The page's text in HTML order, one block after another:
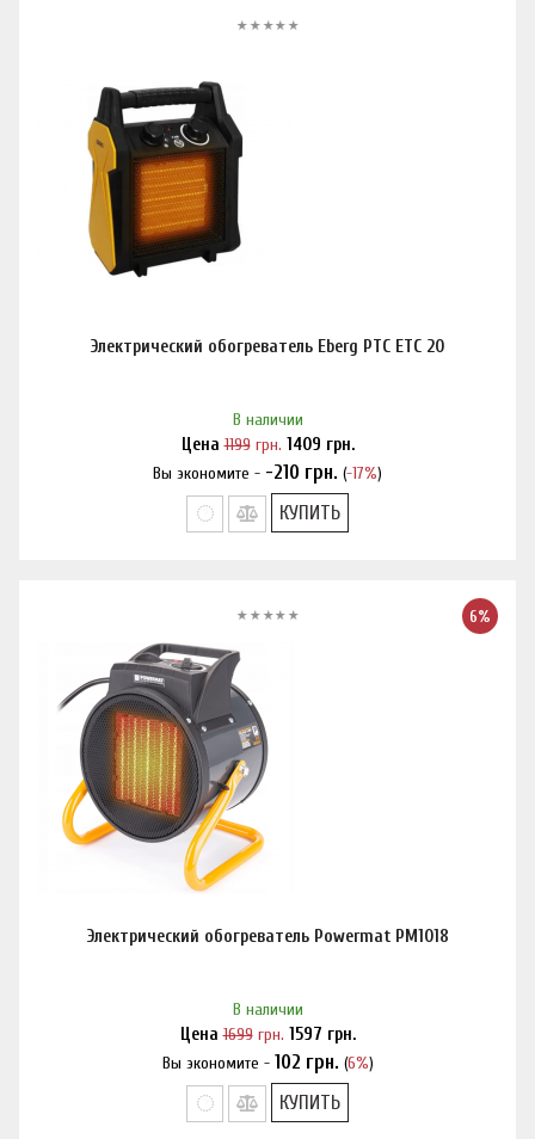
Электрический обогреватель Eberg PTC ETC 20
В наличии
Цена1199грн. 1409 грн.
Вы экономите - -210 грн. (-17%)
Нашли дешевле?
КУПИТЬ
6%
Электрический обогреватель Powermat PM1018
В наличии
Цена1699грн. 1597 грн.
Вы экономите - 102 грн. (6%)
Нашли дешевле?
КУПИТЬ